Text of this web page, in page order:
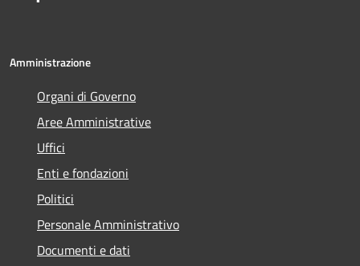
Amministrazione
Organi di Governo
Aree Amministrative
Uffici
Enti e fondazioni
Politici
Personale Amministrativo
Documenti e dati